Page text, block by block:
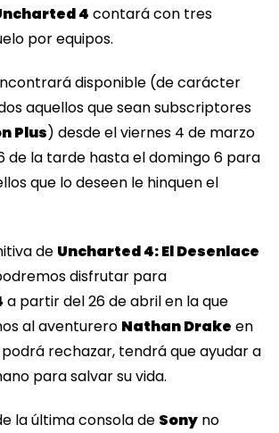
4 contará con tres
por equipos.
disponible (de carácter
aquellos que sean subscriptores
Plus) desde el viernes 4 de marzo
de la tarde hasta el domingo 6 para
que lo deseen le hinquen el
de Uncharted 4: El Desenlace
disfrutar para
a partir del 26 de abril en la que
al aventurero Nathan Drake en
podrá rechazar, tendrá que ayudar a
para salvar su vida.
la última consola de Sony no